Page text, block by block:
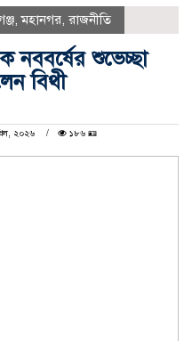
,মহানগর, রাজনীতি
নববর্ষের শুভেচ্ছা
বিথী
২০২৬
১৮৬ 🪪